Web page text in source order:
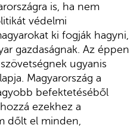
is, ha nem
védelmi
ki fogják hagyni,
gazdaságnak. Az éppen
ugyanis
Magyarország a
befektetéséből
ezekhez a
dőlt el minden,